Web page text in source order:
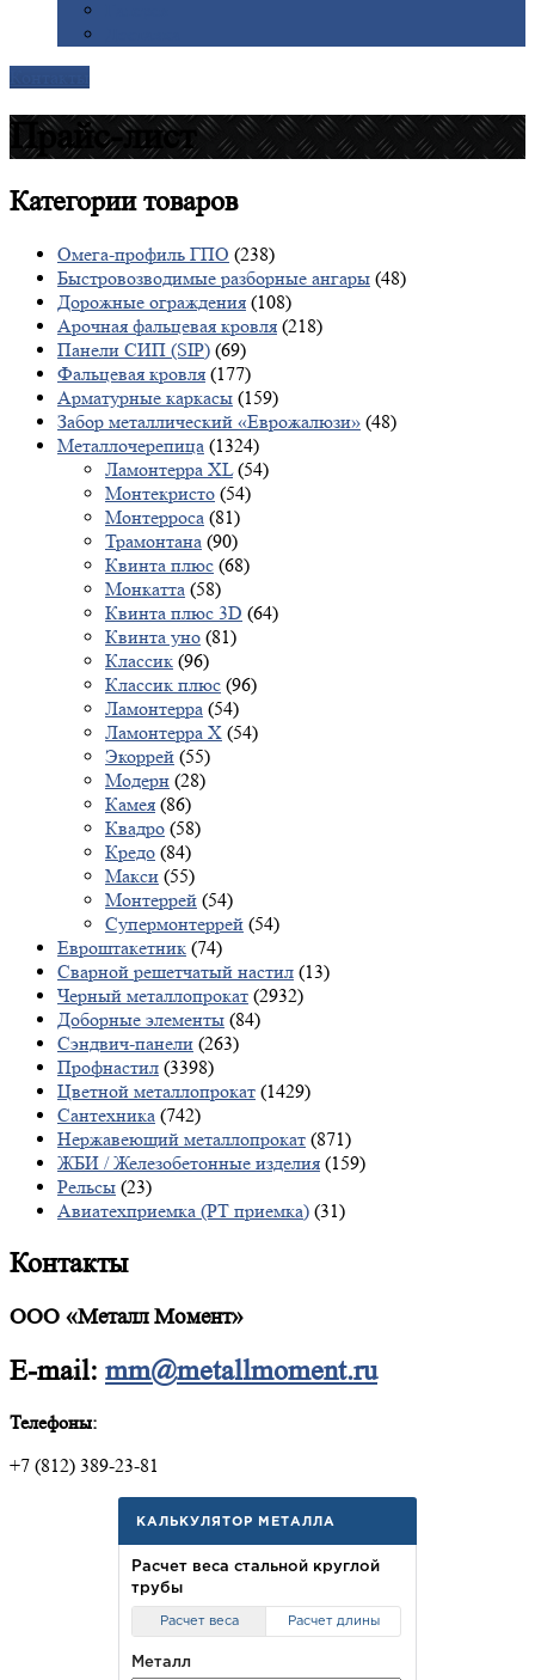
Прайс-лист
Категориитоваров
Омега-профиль ГПО (238)
Быстровозводимые разборные ангары (48)
Дорожные ограждения (108)
Арочная фальцевая кровля (218)
Панели СИП (SIP) (69)
Фальцевая кровля (177)
Арматурные каркасы (159)
Забор металлический «Еврожалюзи» (48)
Металлочерепица (1324)
Ламонтерра XL (54)
Монтекристо (54)
Монтерроса (81)
Трамонтана (90)
Квинта плюс (68)
Монкатта (58)
Квинта плюс 3D (64)
Квинта уно (81)
Классик (96)
Классик плюс (96)
Ламонтерра (54)
Ламонтерра X (54)
Экоррей (55)
Модерн (28)
Камея (86)
Квадро (58)
Кредо (84)
Макси (55)
Монтеррей (54)
Супермонтеррей (54)
Евроштакетник (74)
Сварной решетчатый настил (13)
Черный металлопрокат (2932)
Доборные элементы (84)
Сэндвич-панели (263)
Профнастил (3398)
Цветной металлопрокат (1429)
Сантехника (742)
Нержавеющий металлопрокат (871)
ЖБИ / Железобетонные изделия (159)
Рельсы (23)
Авиатехприемка (РТ приемка) (31)
Контакты
ООО «Металл Момент»
E-mail: mm@metallmoment.ru
Телефоны:
+7 (812) 389-23-81